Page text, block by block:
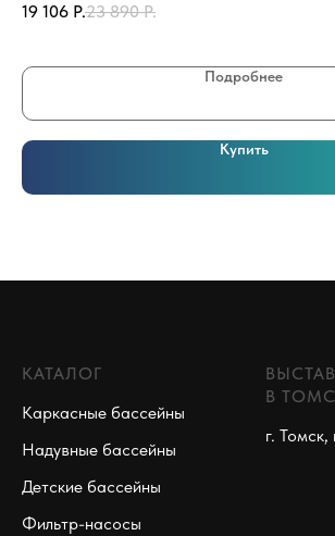
19 106 Р.23 890 Р.
Подробнее
Купить
КАТАЛОГ
Каркасные бассейны
Надувные бассейны
Детские бассейны
Фильтр-насосы
В
г.